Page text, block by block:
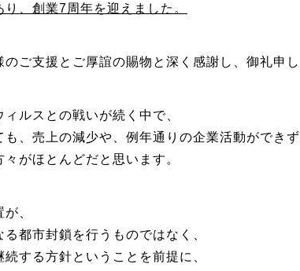
、創業7周年を迎えました。
ご支援とご厚誼の賜物と深く感謝し、御礼申し
ルスとの戦いが続く中で、
、売上の減少や、例年通りの企業活動ができず
がほとんどだと思います。
、
都市封鎖を行うものではなく、
する方針ということを前提に、